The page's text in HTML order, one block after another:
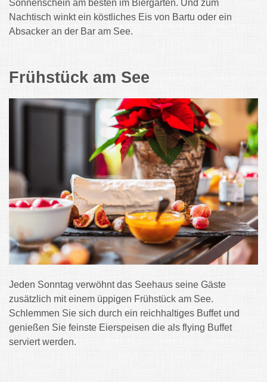
Sonnenschein am besten im Biergarten. Und zum
Nachtisch winkt ein köstliches Eis von Bartu oder ein
Absacker an der Bar am See.
Frühstück am See
Jeden Sonntag verwöhnt das Seehaus seine Gäste
zusätzlich mit einem üppigen Frühstück am See.
Schlemmen Sie sich durch ein reichhaltiges Buffet und
genießen Sie feinste Eierspeisen die als flying Buffet
serviert werden.